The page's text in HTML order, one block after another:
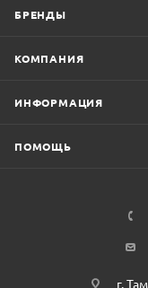
БРЕНДЫ
КОМПАНИЯ
ИНФОРМАЦИЯ
ПОМОЩЬ
г.